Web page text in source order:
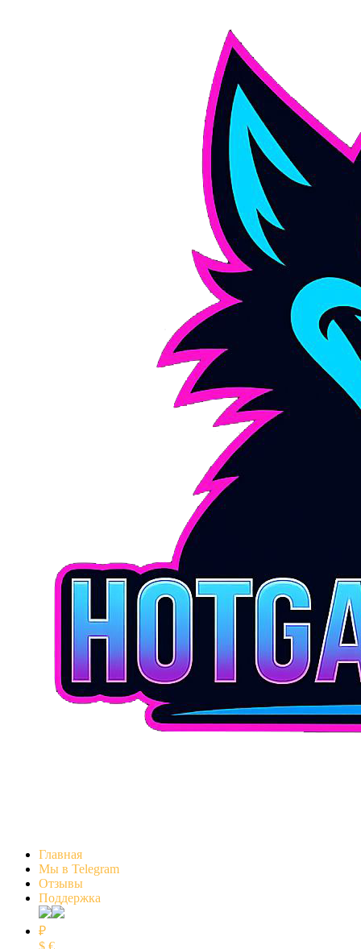
Главная
Мы в Telegram
Отзывы
Поддержка
₽
$ €